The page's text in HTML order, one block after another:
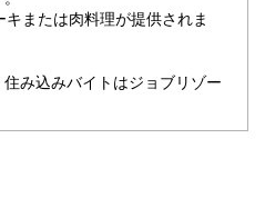
または肉料理が提供されま
住み込みバイトはジョブリゾー